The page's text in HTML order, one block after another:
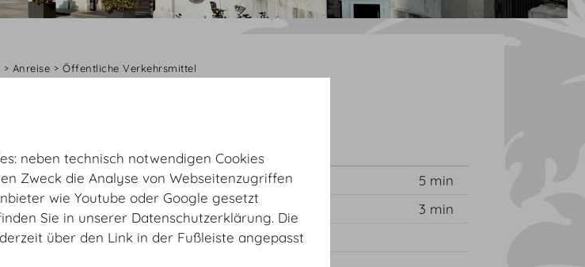
Anreise Öffentliche Verkehrsmittel
Gehzeit zur Hofburg
5 min
Gehzeit zur Hofburg
3 min
Linien
neben technisch notwendigen Cookies
Zweck die Analyse von Webseitenzugriffen
wie Youtube oder Google gesetzt
Sie in unserer Datenschutzerklärung. Die
über den Link in der Fußleiste angepasst